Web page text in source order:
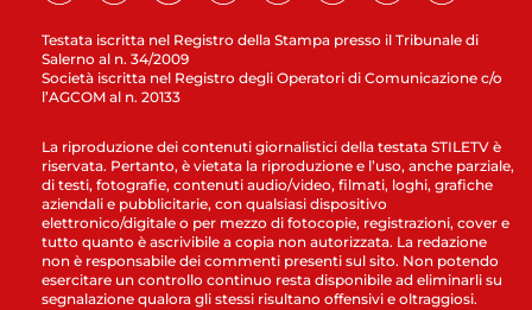
Testata iscritta nel Registro della Stampa presso il Tribunale di
Salerno al n. 34/2009
Società iscritta nel Registro degli Operatori di Comunicazione c/o
l’AGCOM al n. 20133
La riproduzione dei contenuti giornalistici della testata STILETV è
riservata. Pertanto, è vietata la riproduzione e l’uso, anche parziale,
di testi, fotografie, contenuti audio/video, filmati, loghi, grafiche
aziendali e pubblicitarie, con qualsiasi dispositivo
elettronico/digitale o per mezzo di fotocopie, registrazioni, cover e
tutto quanto è ascrivibile a copia non autorizzata. La redazione
non è responsabile dei commenti presenti sul sito. Non potendo
esercitare un controllo continuo resta disponibile ad eliminarli su
segnalazione qualora gli stessi risultano offensivi e oltraggiosi.